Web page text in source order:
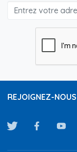
REJOIGNEZ-